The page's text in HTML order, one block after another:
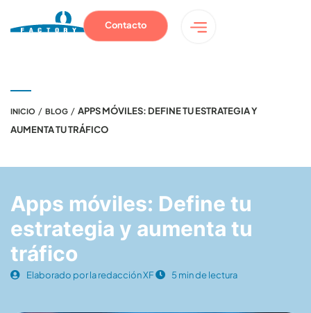
Contacto
INICIO / BLOG / APPS MÓVILES: DEFINE TU ESTRATEGIA Y
AUMENTA TU TRÁFICO
Apps móviles: Define tu
estrategia y aumenta tu
tráfico
Elaborado por la redacción XF 5 min de lectura